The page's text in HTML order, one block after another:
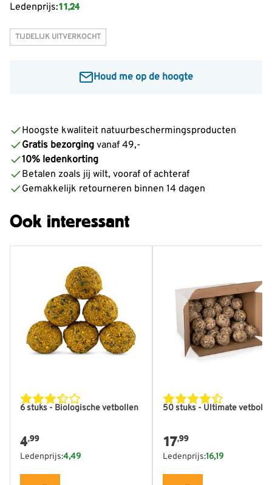
Ledenprijs:11,24
TIJDELIJK UITVERKOCHT
Houd me op de hoogte
wanneer dit product weer op voorraad is:
Hoogste kwaliteit natuurbeschermingsproducten
Gratis bezorging vanaf 49,-
10% ledenkorting
Betalen zoals jij wilt, vooraf of achteraf
Gemakkelijk retourneren binnen 14 dagen
Ook interessant
6 stuks - Biologische vetbollen
4,99
Ledenprijs:4,49
50 stuks - Ultimate
17,99
Ledenprijs:16,19